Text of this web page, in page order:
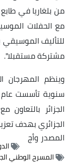
من بلغاريا في طابع
مع الحفلات
للتأليف الموسيقي
مشتركة مستقبلا".
وينظم المهرجان
الجزائر بالتعاون
الجزائري بهدف تعزيز
المصدروأج
الدورة ال26 للمهرجان
المسرح الوطني